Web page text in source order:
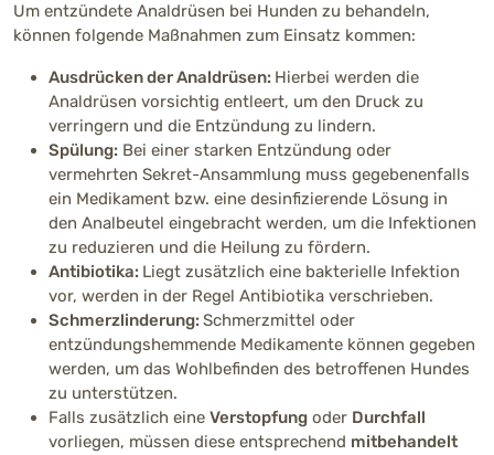
Um entzündete Analdrüsen bei Hunden zu behandeln,
können folgende Maßnahmen zum Einsatz kommen:
Ausdrücken der Analdrüsen: Hierbei werden die
Analdrüsen vorsichtig entleert, um den Druck zu
verringern und die Entzündung zu lindern.
Spülung: Bei einer starken Entzündung oder
vermehrten Sekret-Ansammlung muss gegebenenfalls
ein Medikament bzw. eine desinfizierende Lösung in
den Analbeutel eingebracht werden, um die Infektionen
zu reduzieren und die Heilung zu fördern.
Antibiotika: Liegt zusätzlich eine bakterielle Infektion
vor, werden in der Regel Antibiotika verschrieben.
Schmerzlinderung:Schmerzmittel oder
entzündungshemmende Medikamente können gegeben
werden, um das Wohlbefinden des betroffenen Hundes
zu unterstützen.
Falls zusätzlich eine Verstopfung oder Durchfall
vorliegen, müssen diese entsprechend mitbehandelt